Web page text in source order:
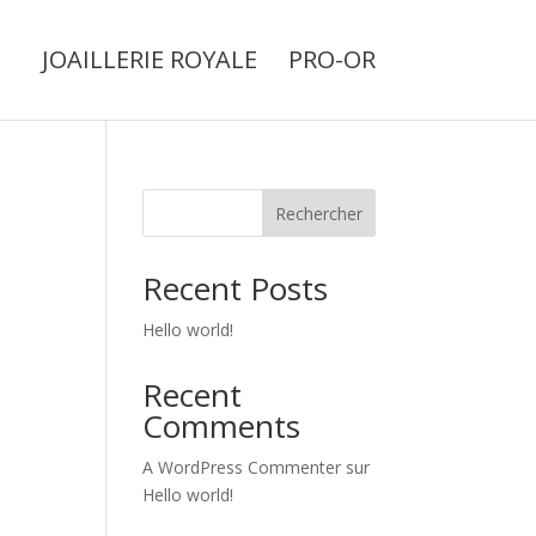
JOAILLERIE ROYALE PRO-OR
Rechercher
Recent Posts
Hello world!
Recent
Comments
A WordPress Commenter sur
Hello world!